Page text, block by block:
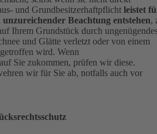
und Grundbesitzerhaftpflicht leistet
Beachtung entstehen,
Ihrem Grundstück durch
und Glätte verletzt oder von einem
wird. Wenn
Sie zukommen, prüfen wir diese.
wir für Sie ab, notfalls auch vor